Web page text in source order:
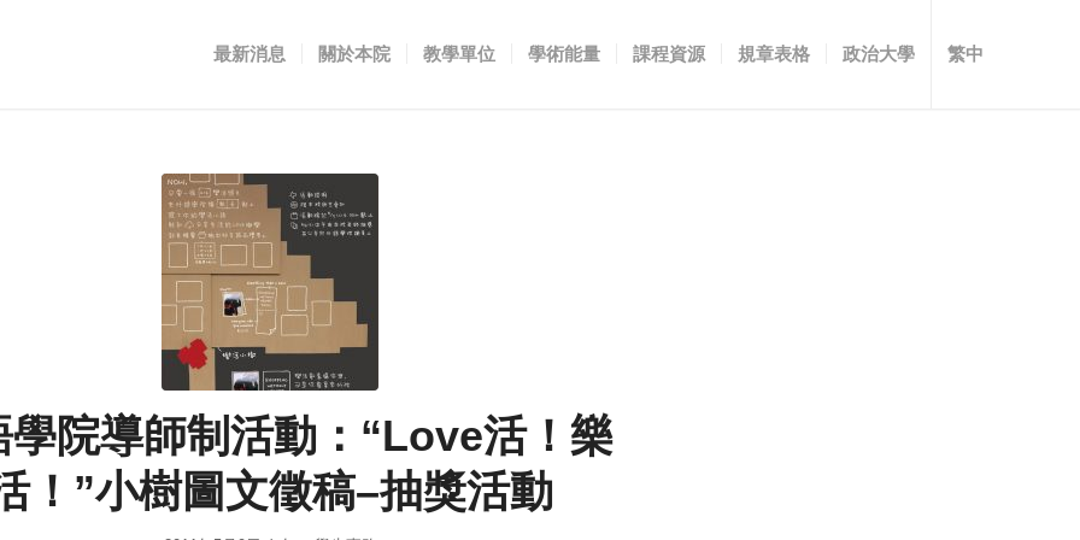
最新消息 關於本院 教學單位 學術能量 課程資源 規章表格 政治大學 繁中
學院導師制活動：“Love活！樂
！”小樹圖文徵稿–抽獎活動